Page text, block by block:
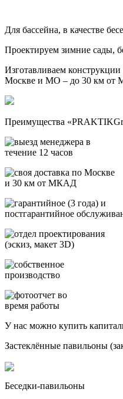
Для бассейна, в качестве
Проектируем зимние сады,
Изготавливаем
Москве и МО – до 30 км от
Преимущества
выезд менеджера в
течение 12 часов
своя доставка по Москве
и 30 км от МКАД
гарантийное (3 года) и
постгарантийное
отдел проектирования
(эскиз, макет 3D)
собственное
производство
фотоотчет во
время работы
У нас можно купить
Застеклённые павильоны
Беседки-павильоны